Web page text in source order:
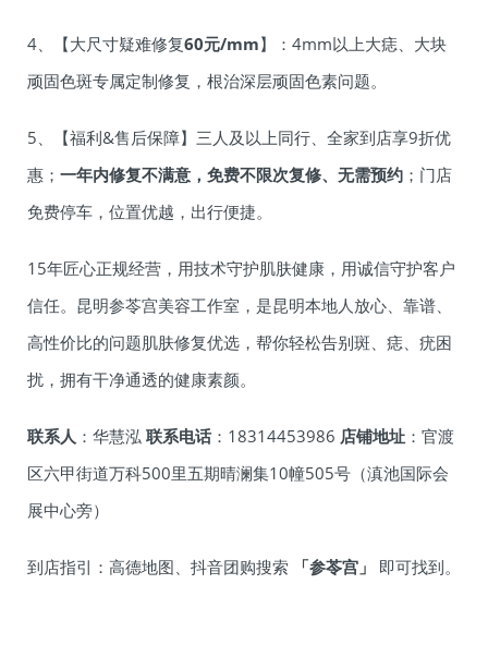
4、【大尺寸疑难修复60元/mm】：4mm以上大痣、大块
顽固色斑专属定制修复，根治深层顽固色素问题。
5、【福利&售后保障】三人及以上同行、全家到店享9折优
惠； 一年内修复不满意，免费不限次复修、无需预约 ；门店
免费停车，位置优越，出行便捷。
15年匠心正规经营，用技术守护肌肤健康，用诚信守护客户
信任。昆明参苓宫美容工作室，是昆明本地人放心、靠谱、
高性价比的问题肌肤修复优选，帮你轻松告别斑、痣、疣困
扰，拥有干净通透的健康素颜。
联系人 ：华慧泓 联系电话 ：18314453986 店铺地址 ：官渡
区六甲街道万科500里五期晴澜集10幢505号（滇池国际会
展中心旁）
到店指引：高德地图、抖音团购搜索 「参苓宫」 即可找到。